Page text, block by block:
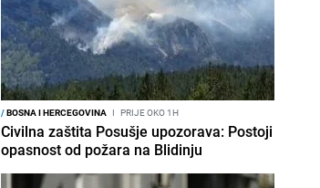
/BOSNA I HERCEGOVINA I PRIJE OKO 1H
Civilna zaštita Posušje upozorava: Postoji
opasnost od požara na Blidinju